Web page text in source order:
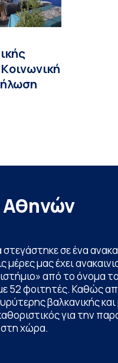
Αθηνών
σε ένα
μας έχει
από το όνομα
52 φοιτητές. Καθώς
βαλκανικής και
για την
στη χώρα.